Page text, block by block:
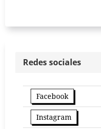
Redes sociales
Facebook
Instagram